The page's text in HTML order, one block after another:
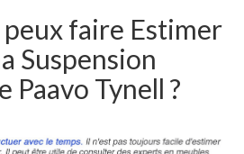
faire Estimer
Suspension
Paavo Tynell ?